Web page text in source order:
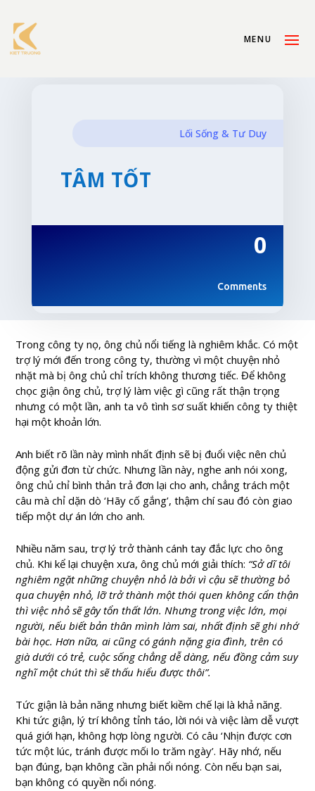
Lối Sống & Tư Duy
TÂM TỐT
0
Comments
Trong công ty nọ, ông chủ nổi tiếng là nghiêm khắc. Có một
trợ lý mới đến trong công ty, thường vì một chuyện nhỏ
nhặt mà bị ông chủ chỉ trích không thương tiếc. Để không
chọc giận ông chủ, trợ lý làm việc gì cũng rất thận trọng
nhưng có một lần, anh ta vô tình sơ suất khiến công ty thiệt
hại một khoản lớn.
Anh biết rõ lần này mình nhất định sẽ bị đuổi việc nên chủ
động gửi đơn từ chức. Nhưng lần này, nghe anh nói xong,
ông chủ chỉ bình thản trả đơn lại cho anh, chẳng trách một
câu mà chỉ dặn dò ‘Hãy cố gắng’, thậm chí sau đó còn giao
tiếp một dự án lớn cho anh.
Nhiều năm sau, trợ lý trở thành cánh tay đắc lực cho ông
chủ. Khi kể lại chuyện xưa, ông chủ mới giải thích: “Sở dĩ tôi
nghiêm ngặt những chuyện nhỏ là bởi vì cậu sẽ thường bỏ
qua chuyện nhỏ, lỡ trở thành một thói quen không cẩn thận
thì việc nhỏ sẽ gây tổn thất lớn. Nhưng trong việc lớn, mọi
người, nếu biết bản thân mình làm sai, nhất định sẽ ghi nhớ
bài học. Hơn nữa, ai cũng có gánh nặng gia đình, trên có
già dưới có trẻ, cuộc sống chẳng dễ dàng, nếu đồng cảm suy
nghĩ một chút thì sẽ thấu hiểu được thôi”.
Tức giận là bản năng nhưng biết kiềm chế lại là khả năng.
Khi tức giận, lý trí không tỉnh táo, lời nói và việc làm dễ vượt
quá giới hạn, không hợp lòng người. Có câu ‘Nhịn được cơn
tức một lúc, tránh được mối lo trăm ngày’. Hãy nhớ, nếu
bạn đúng, bạn không cần phải nổi nóng. Còn nếu bạn sai,
bạn không có quyền nổi nóng.